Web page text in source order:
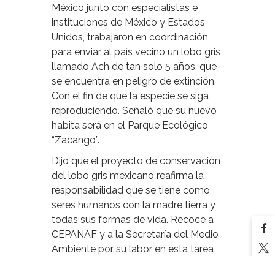
México junto con especialistas e
instituciones de México y Estados
Unidos, trabajaron en coordinación
para enviar al país vecino un lobo gris
llamado Ach de tan solo 5 años, que
se encuentra en peligro de extinción.
Con el fin de que la especie se siga
reproduciendo. Señaló que su nuevo
habita será en el Parque Ecológico
“Zacango”.
Dijo que el proyecto de conservación
del lobo gris mexicano reafirma la
responsabilidad que se tiene como
seres humanos con la madre tierra y
todas sus formas de vida. Recoce a
CEPANAF y a la Secretaría del Medio
Ambiente por su labor en esta tarea